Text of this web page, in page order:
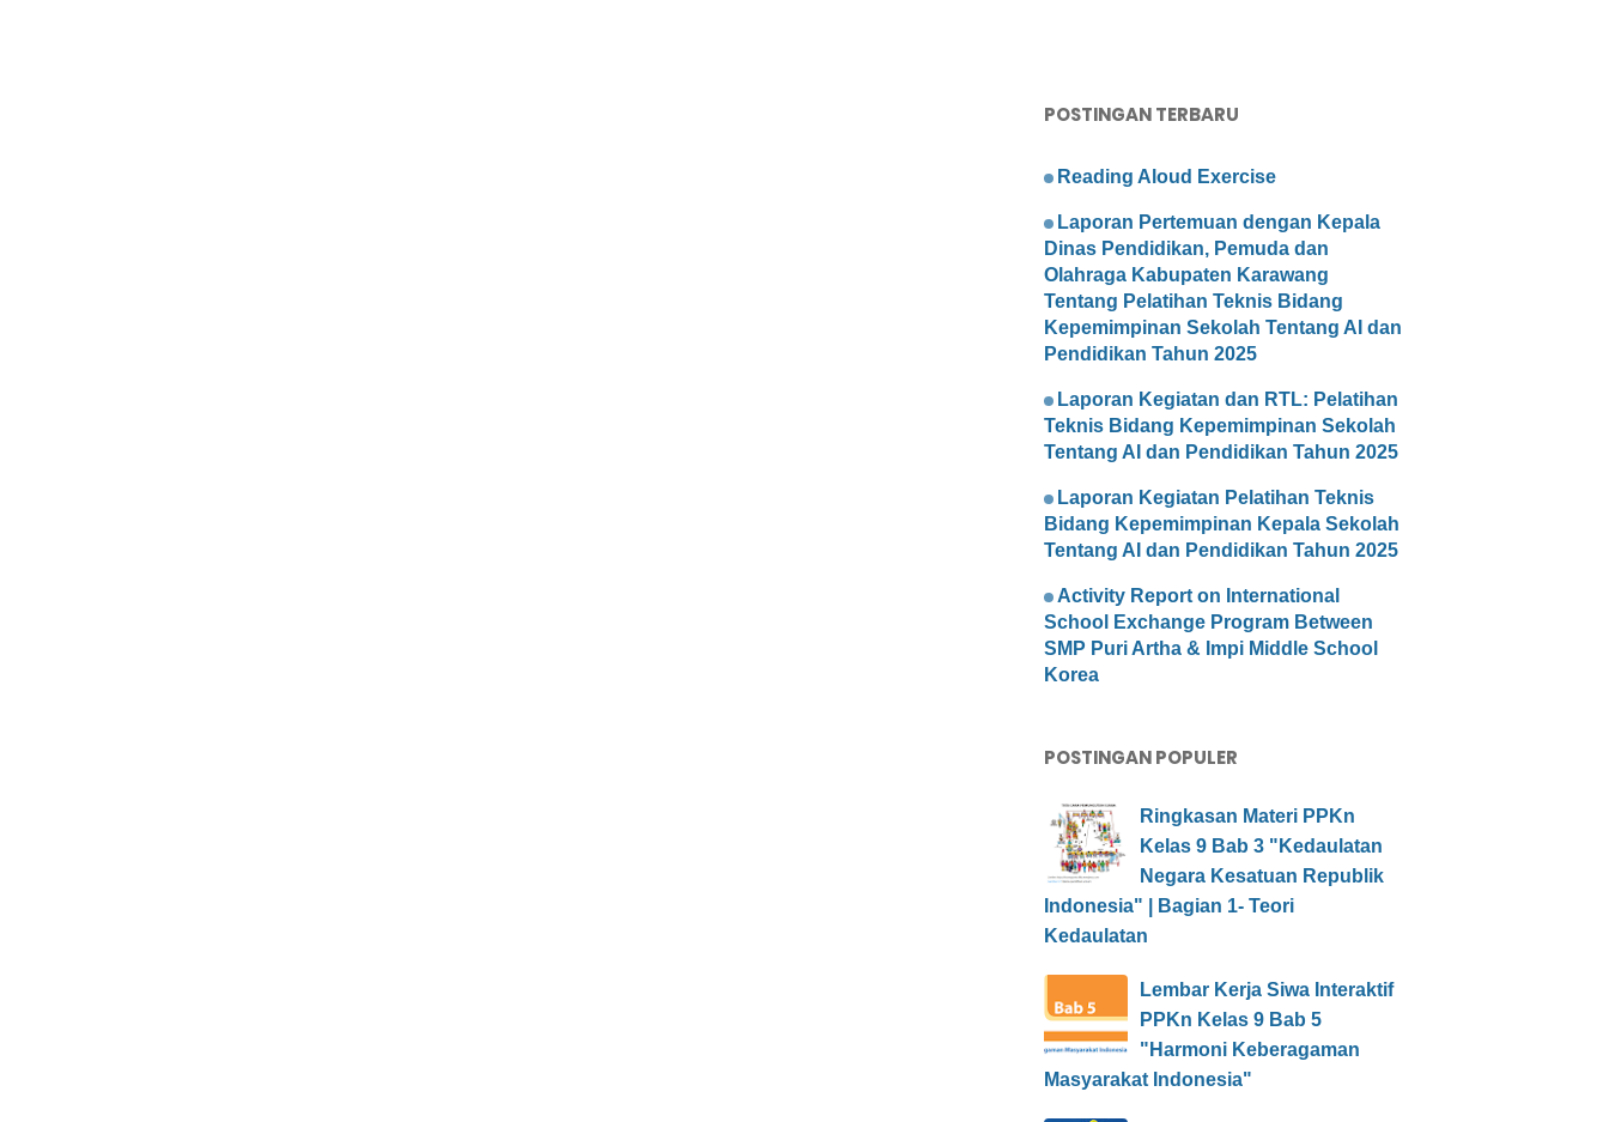
POSTINGAN TERBARU
Reading Aloud Exercise
Laporan Pertemuan dengan Kepala
Dinas Pendidikan, Pemuda dan
Olahraga Kabupaten Karawang
Tentang Pelatihan Teknis Bidang
Kepemimpinan Sekolah Tentang AI dan
Pendidikan Tahun 2025
Laporan Kegiatan dan RTL: Pelatihan
Teknis Bidang Kepemimpinan Sekolah
Tentang AI dan Pendidikan Tahun 2025
Laporan Kegiatan Pelatihan Teknis
Bidang Kepemimpinan Kepala Sekolah
Tentang AI dan Pendidikan Tahun 2025
Activity Report on International
School Exchange Program Between
SMP Puri Artha & Impi Middle School
Korea
POSTINGAN POPULER
Ringkasan Materi PPKn
Kelas 9 Bab 3 "Kedaulatan
Negara Kesatuan Republik
Indonesia" | Bagian 1- Teori
Kedaulatan
Lembar Kerja Siwa Interaktif
PPKn Kelas 9 Bab 5
"Harmoni Keberagaman
Masyarakat Indonesia"